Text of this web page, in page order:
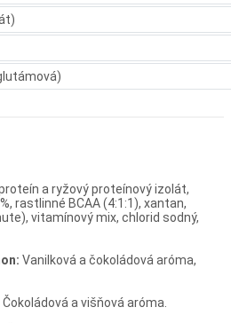
a ryžový proteínový izolát,
rastlinné BCAA (4:1:1), xantan,
vitamínový mix, chlorid sodný,
Vanilková a čokoládová aróma,
Čokoládová a višňová aróma.